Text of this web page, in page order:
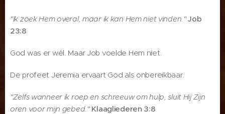
"Ik zoek Hem overal, maar ik kan Hem niet vinden."Job
23:8
God was er wél. Maar Job voelde Hem niet.
De profeet Jeremia ervaart God als onbereikbaar.
"Zelfs wanneer ik roep en schreeuw om hulp, sluit Hij Zijn
oren voor mijn gebed." Klaagliederen 3:8